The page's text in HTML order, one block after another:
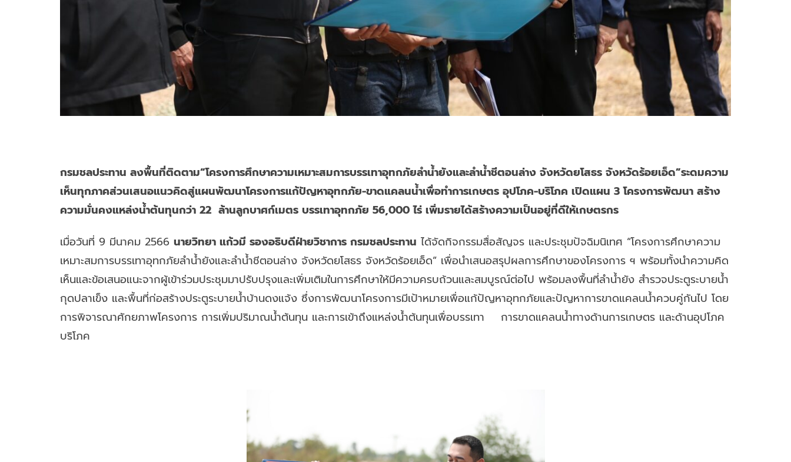
กรมชลประทาน ลงพื้นที่ติดตาม“โครงการศึกษาความเหมาะสมการบรรเทาอุทกภัยลำน้ำยังและลำน้ำชีตอนล่าง จังหวัดยโสธร จังหวัดร้อยเอ็ด”ระดมความ
เห็นทุกภาคส่วนเสนอแนวคิดสู่แผนพัฒนาโครงการแก้ปัญหาอุทกภัย-ขาดแคลนน้ำเพื่อทำการเกษตร อุปโภค-บริโภค เปิดแผน 3 โครงการพัฒนา สร้าง
ความมั่นคงแหล่งน้ำต้นทุนกว่า 22 ล้านลูกบาศก์เมตร บรรเทาอุทกภัย 56,000 ไร่ เพิ่มรายได้สร้างความเป็นอยู่ที่ดีให้เกษตรกร
เมื่อวันที่ 9 มีนาคม 2566 นายวิทยา แก้วมี รองอธิบดีฝ่ายวิชาการ กรมชลประทาน ได้จัดกิจกรรมสื่อสัญจร และประชุมปัจฉิมนิเทศ “โครงการศึกษาความ
เหมาะสมการบรรเทาอุทกภัยลำน้ำยังและลำน้ำชีตอนล่าง จังหวัดยโสธร จังหวัดร้อยเอ็ด” เพื่อนำเสนอสรุปผลการศึกษาของโครงการ ฯ พร้อมทั้งนำความคิด
เห็นและข้อเสนอแนะจากผู้เข้าร่วมประชุมมาปรับปรุงและเพิ่มเติมในการศึกษาให้มีความครบถ้วนและสมบูรณ์ต่อไป พร้อมลงพื้นที่ลำน้ำยัง สำรวจประตูระบายน้ำ
กุดปลาเข็ง และพื้นที่ก่อสร้างประตูระบายน้ำบ้านดงแจ้ง ซึ่งการพัฒนาโครงการมีเป้าหมายเพื่อแก้ปัญหาอุทกภัยและปัญหาการขาดแคลนน้ำควบคู่กันไป โดย
การพิจารณาศักยภาพโครงการ การเพิ่มปริมาณน้ำต้นทุน และการเข้าถึงแหล่งน้ำต้นทุนเพื่อบรรเทา การขาดแคลนน้ำทางด้านการเกษตร และด้านอุปโภค
บริโภค